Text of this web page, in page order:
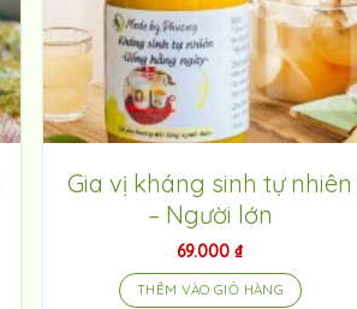
Gia vị kháng sinh tự nhiên
– Người lớn
69.000₫
THÊM VÀO GIỎ HÀNG